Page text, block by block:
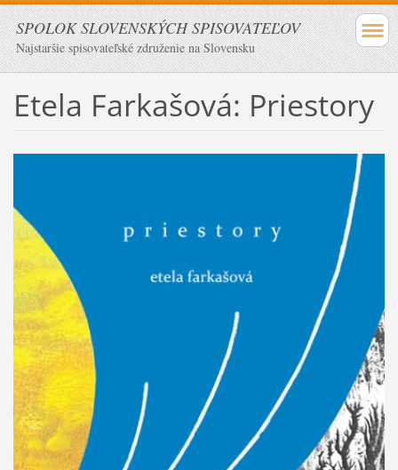
SPOLOK SLOVENSKÝCH SPISOVATEĽOV
Najstaršie spisovateľské združenie na Slovensku
Etela Farkašová: Priestory